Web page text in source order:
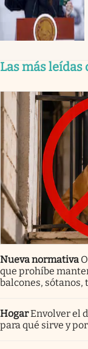
Las más leídas
Nueva normativa
que prohíbe
balcones, sótanos,
HogarEnvolver el
para qué sirve y